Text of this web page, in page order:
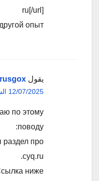
ru[/url]
опыт?
يقول rusgox
:
12/07/2025 الساعة 10:16 م
по этому
поводу:
раздел про
cyq.ru.
Ссылка ниже: